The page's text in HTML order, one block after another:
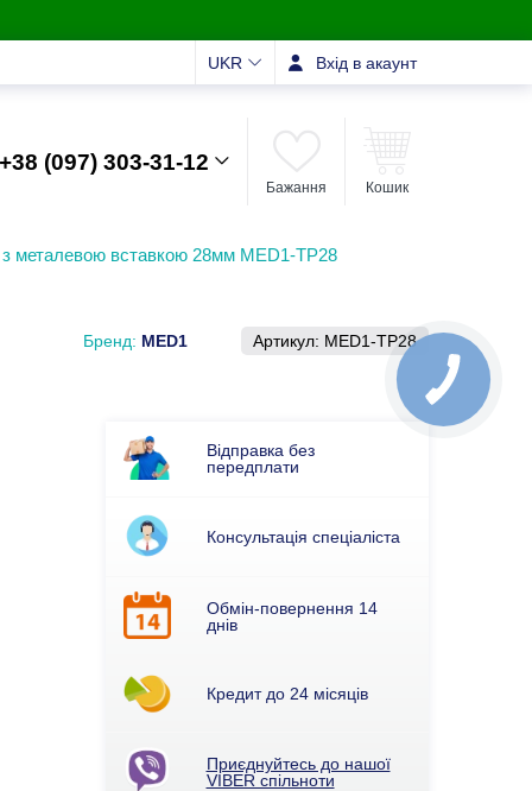
UKR Вхід в акаунт
+38 (097) 303-31-12
Бажання Кошик
з металевою вставкою 28мм MED1-TP28
Бренд: MED1 Артикул: MED1-TP28
Відправка без
передплати
Консультація спеціаліста
Обмін-повернення 14
днів
Кредит до 24 місяців
Приєднуйтесь до нашої
VIBER спільноти